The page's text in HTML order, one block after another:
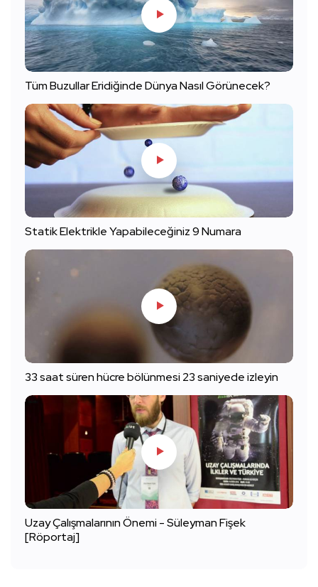
Tüm Buzullar Eridiğinde Dünya Nasıl Görünecek?
Statik Elektrikle Yapabileceğiniz 9 Numara
33 saat süren hücre bölünmesi 23 saniyede izleyin
Uzay Çalışmalarının Önemi - Süleyman Fişek
[Röportaj]